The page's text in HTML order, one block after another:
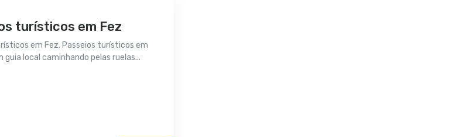
turísticos em Fez
em Fez. Passeios turísticos em
guia local caminhando pelas ruelas...